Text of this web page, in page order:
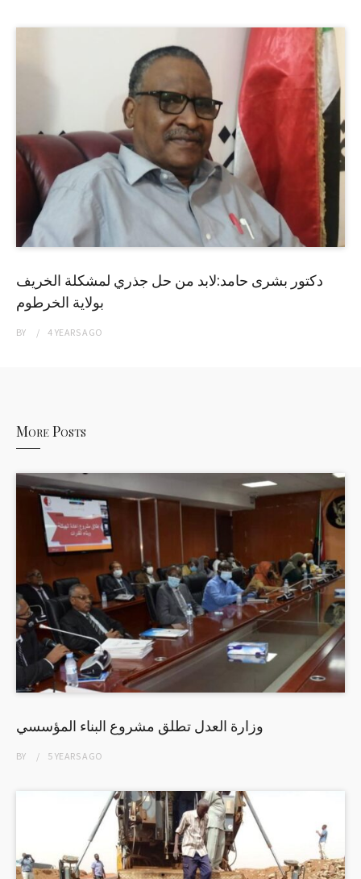
دكتور بشرى حامد:لابد من حل جذري لمشكلة الخريف
بولاية الخرطوم
BY 4 YEARSAGO
More Posts
وزارة العدل تطلق مشروع البناء المؤسسي
BY 5 YEARSAGO